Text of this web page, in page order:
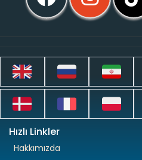
Hızlı Linkler
Hakkımızda